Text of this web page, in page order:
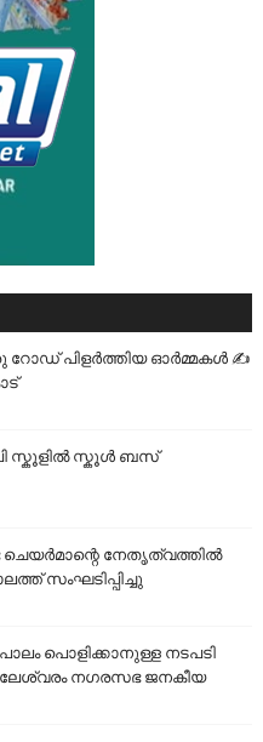
റോഡ് പിളർത്തിയ ഓർമ്മകൾ ✍️
സ്കൂളിൽ സ്കൂൾ ബസ്
നേതൃത്വത്തിൽ
സംഘടിപ്പിച്ചു
പൊളിക്കാനുള്ള നടപടി
നഗരസഭ ജനകീയ